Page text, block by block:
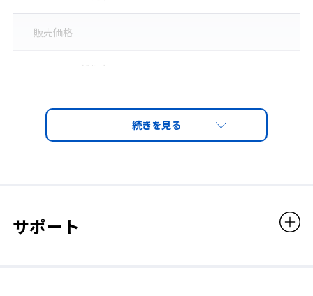
耐レーザー素材「BARRITEX®」のみの照射試験 参考規
①1030nm 6.3× 10⁵ W/m² (200W)
販売価格
33,000円（税込）
※同製品を使用する際は、首元が露出しないよう注意し、必ず難燃性能を有する作
業服の上に正しく着用してください。
サポート